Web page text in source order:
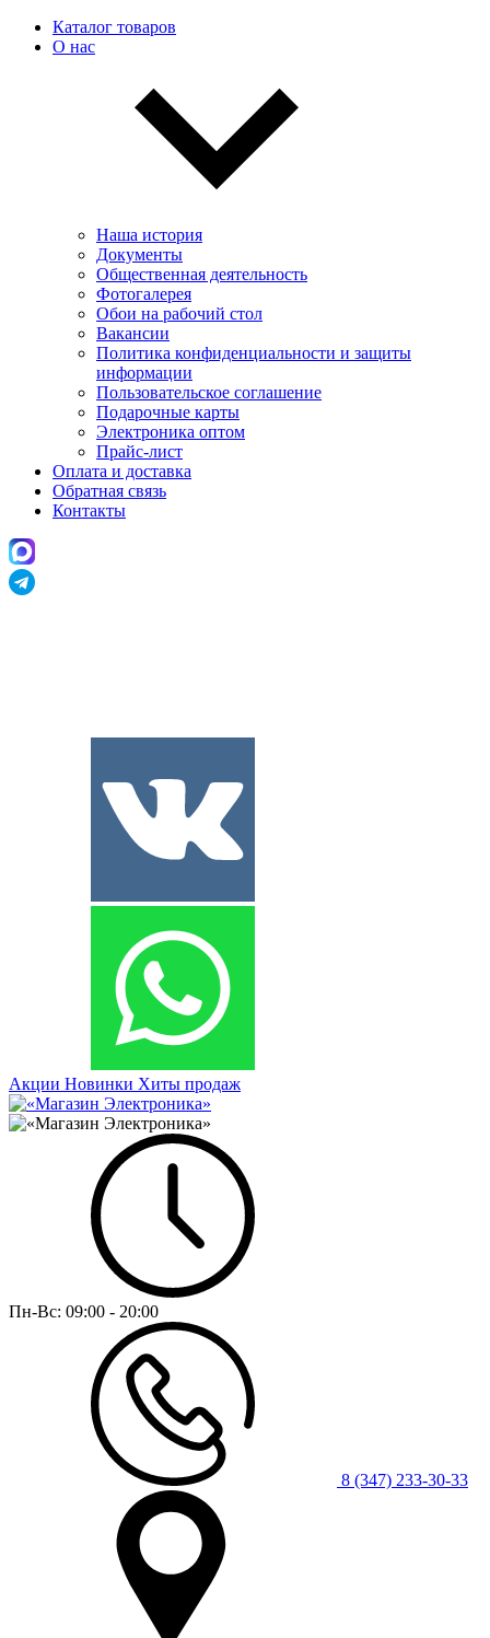
Каталог товаров
О нас
Наша история
Документы
Общественная деятельность
Фотогалерея
Обои на рабочий стол
Вакансии
Политика конфиденциальности и защиты
информации
Пользовательскоe соглашение
Подарочные карты
Электроника оптом
Прайс-лист
Оплата и доставка
Обратная связь
Контакты
Акции Новинки Хиты продаж
Пн-Вс: 09:00 - 20:00
8 (347) 233-30-33